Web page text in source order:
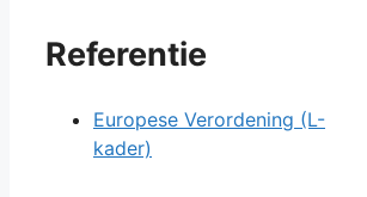
Referentie
Europese Verordening (L-
kader)